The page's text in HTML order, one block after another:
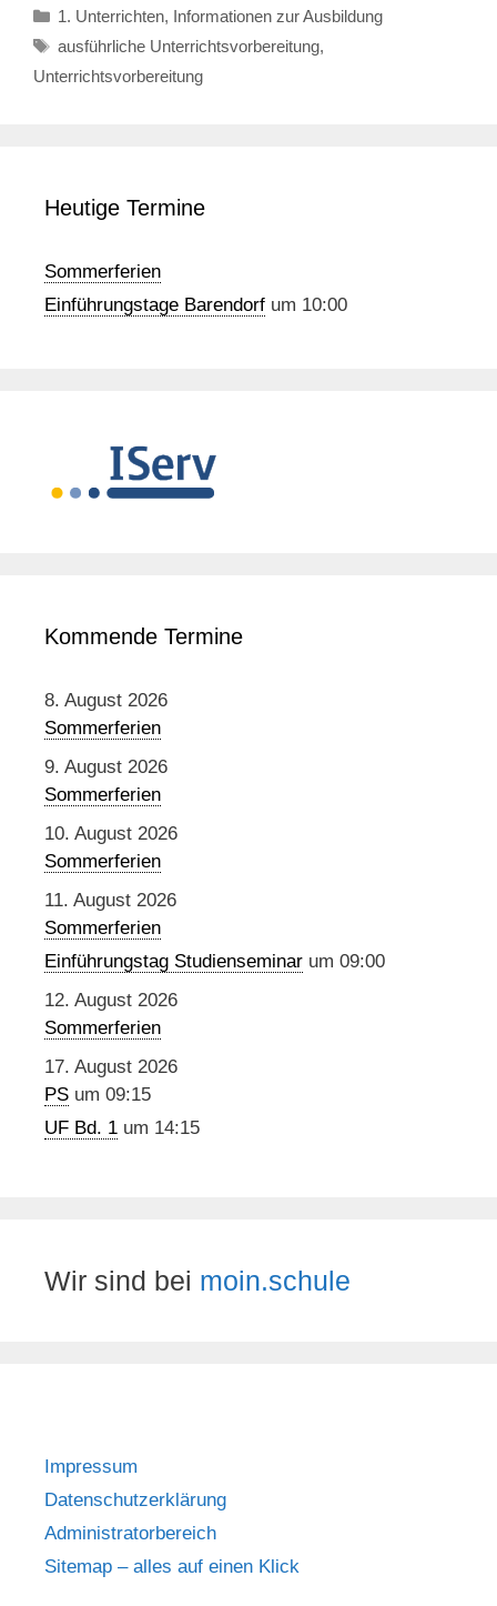
Kategorien
1. Unterrichten, Informationen zur Ausbildung
Schlagwörter
ausführliche Unterrichtsvorbereitung,
Unterrichtsvorbereitung
Heutige Termine
Sommerferien
Einführungstage Barendorf um 10:00
Kommende Termine
8. August 2026
Sommerferien
9. August 2026
Sommerferien
10. August 2026
Sommerferien
11. August 2026
Sommerferien
Einführungstag Studienseminar um 09:00
12. August 2026
Sommerferien
17. August 2026
PS um 09:15
UF Bd. 1 um 14:15
Wir sind bei moin.schule
Impressum
Datenschutzerklärung
Administratorbereich
Sitemap – alles auf einen Klick